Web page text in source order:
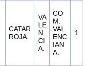
CATAR
ROJA.
VA
LE
N
CI
A.
CO
M.
VAL
ENC
IAN
A.
1